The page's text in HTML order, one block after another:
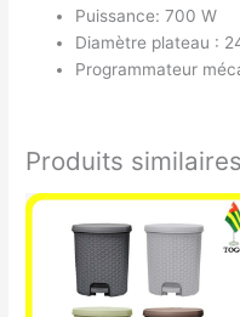
Puissance: 700 W
Diamètre plateau :
Programmateur
Produits similaires